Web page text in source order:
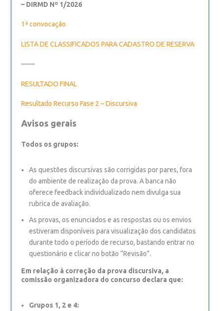
– DIRMD Nº 1/2026
1ª convocação
LISTA DE CLASSIFICADOS PARA CADASTRO DE RESERVA
——
RESULTADO FINAL
Resultado Recurso Fase 2 – Discursiva
Avisos gerais
Todos os grupos:
As questões discursivas são corrigidas por pares, fora
do ambiente de realização da prova. A banca não
oferece feedback individualizado nem divulga sua
rubrica de avaliação.
As provas, os enunciados e as respostas ou os envios
estiveram disponíveis para visualização dos candidatos
durante todo o período de recurso, bastando entrar no
questionário e clicar no botão “Revisão”.
Em relação à correção da prova discursiva, a
comissão organizadora do concurso declara que:
Grupos 1, 2 e 4: